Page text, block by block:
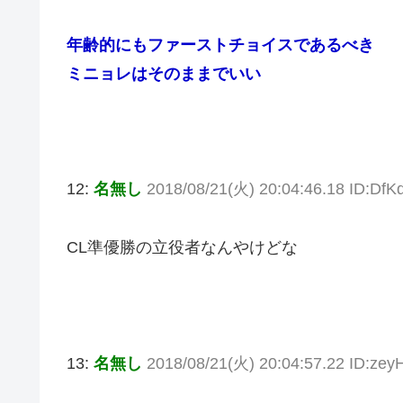
年齢的にもファーストチョイスであるべき
ミニョレはそのままでいい
12: 名無し 2018/08/21(火) 20:04:46.18
CL準優勝の立役者なんやけどな
13: 名無し 2018/08/21(火) 20:04:57.22